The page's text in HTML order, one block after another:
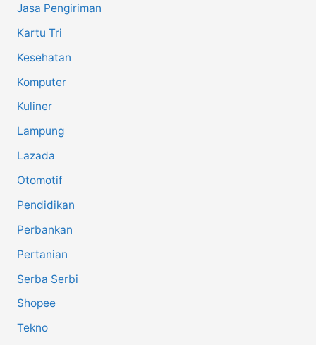
Jasa Pengiriman
Kartu Tri
Kesehatan
Komputer
Kuliner
Lampung
Lazada
Otomotif
Pendidikan
Perbankan
Pertanian
Serba Serbi
Shopee
Tekno